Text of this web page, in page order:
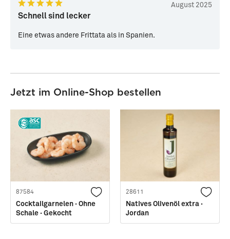
August 2025
Schnell sind lecker
Eine etwas andere Frittata als in Spanien.
Jetzt im Online-Shop bestellen
87584
Cocktailgarnelen · Ohne
Schale · Gekocht
28611
Natives Olivenöl extra ·
Jordan